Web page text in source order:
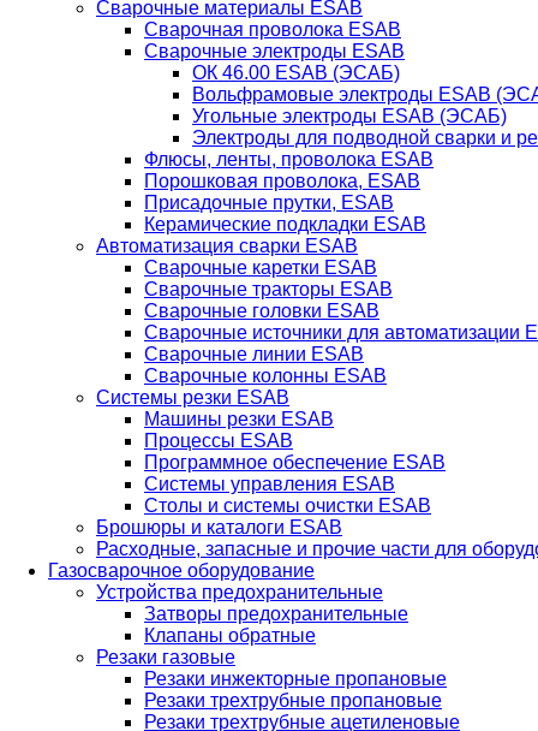
Сварочные материалы ESAB
Сварочная проволока ESAB
Сварочные электроды ESAB
ОК 46.00 ESAB (ЭСАБ)
Вольфрамовые электроды ESAB
Угольные электроды ESAB (ЭСАБ)
Электроды для подводной сварки и
Флюсы, ленты, проволока ESAB
Порошковая проволока, ESAB
Присадочные прутки, ESAB
Керамические подкладки ESAB
Автоматизация сварки ESAB
Сварочные каретки ESAB
Сварочные тракторы ESAB
Сварочные головки ESAB
Сварочные источники для автоматизации
Сварочные линии ESAB
Сварочные колонны ESAB
Системы резки ESAB
Машины резки ESAB
Процессы ESAB
Программное обеспечение ESAB
Системы управления ESAB
Столы и системы очистки ESAB
Брошюры и каталоги ESAB
Расходные, запасные и прочие части для
Газосварочное оборудование
Устройства предохранительные
Затворы предохранительные
Клапаны обратные
Резаки газовые
Резаки инжекторные пропановые
Резаки трехтрубные пропановые
Резаки трехтрубные ацетиленовые